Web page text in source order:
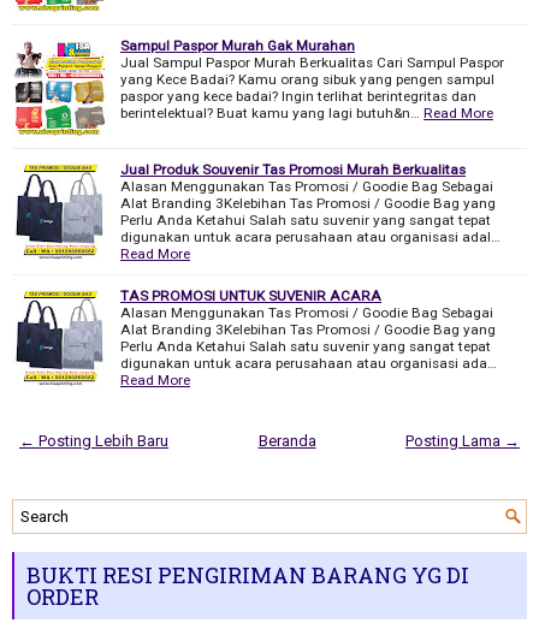
Sampul Paspor Murah Gak Murahan
Jual Sampul Paspor Murah Berkualitas Cari Sampul Paspor
yang Kece Badai? Kamu orang sibuk yang pengen sampul
paspor yang kece badai? Ingin terlihat berintegritas dan
berintelektual? Buat kamu yang lagi butuh&n… Read More
Jual Produk Souvenir Tas Promosi Murah Berkualitas
Alasan Menggunakan Tas Promosi / Goodie Bag Sebagai
Alat Branding 3Kelebihan Tas Promosi / Goodie Bag yang
Perlu Anda Ketahui Salah satu suvenir yang sangat tepat
digunakan untuk acara perusahaan atau organisasi adal…
Read More
TAS PROMOSI UNTUK SUVENIR ACARA
Alasan Menggunakan Tas Promosi / Goodie Bag Sebagai
Alat Branding 3Kelebihan Tas Promosi / Goodie Bag yang
Perlu Anda Ketahui Salah satu suvenir yang sangat tepat
digunakan untuk acara perusahaan atau organisasi ada…
Read More
← Posting Lebih Baru Posting Lama →
Beranda
BUKTI RESI PENGIRIMAN BARANG YG DI
ORDER